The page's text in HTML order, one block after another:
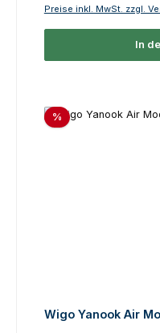
Preise inkl. MwSt. zzgl.
In
Rabatt
%
Wigo Yanook Air